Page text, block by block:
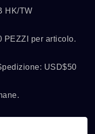
HK/TW
PEZZI per articolo.
USD$50